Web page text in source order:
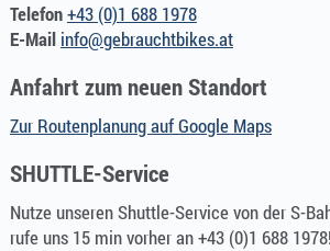
Telefon+43 (0)1 688 1978
E-Mail info@gebrauchtbikes.at
Anfahrt zum neuen Standort
Zur Routenplanung auf Google Maps
SHUTTLE-Service
Nutze unseren Shuttle-Service von der S-
rufe uns 15 min vorher an +43 (0)1 688 1978!